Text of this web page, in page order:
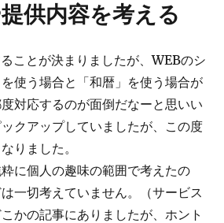
供内容を考える
ことが決まりましたが、WEBのシ
使う場合と「和暦」を使う場合が
対応するのが面倒だなーと思いい
クアップしていましたが、この度
りました。
に個人の趣味の範囲で考えたの
一切考えていません。（サービス
かの記事にありましたが、ホント